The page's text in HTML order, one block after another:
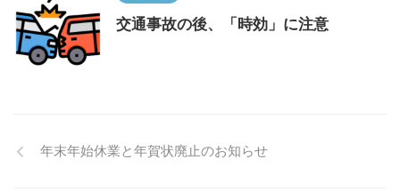
交通事故の後、「時効」に注意
年末年始休業と年賀状廃止のお知らせ